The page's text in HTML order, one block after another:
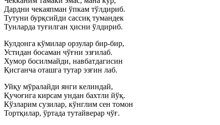
Дардни чекаяпман ўпкам тўлдириб.
Тутуни бурқсийди сассиқ тумандек
Тунларда туғилган ҳисни ўлдириб.
Кулдонга кўмилар орзулар бир-бир,
Устидан босаман чўғни эзғилаб.
Хумор босилмайди, навбатдагисин
Қисганча оташга тутар эзғин лаб.
Уйқу мўралайди янги келиндай,
Қучоғига кирсам ундан бахтли йўқ.
Кўзларим сузилар, кўнглим сен томон
Тортқилар, ўртада тутайверар чўғ.